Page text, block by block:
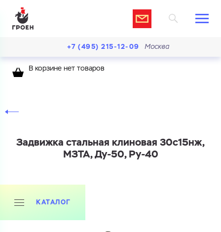
+7 (495) 215-12-09 Москва
В корзине нет товаров
Задвижка стальная клиновая 30с15нж,
МЗТА, Ду-50, Ру-40
КАТАЛОГ